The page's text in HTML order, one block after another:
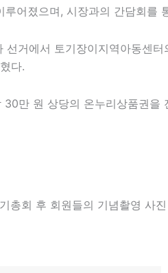
어졌으며, 시장과의 간담회를
거에서 토기장이지역아동센
다.
만 원 상당의 온누리상품권
총회 후 회원들의 기념촬영 사진